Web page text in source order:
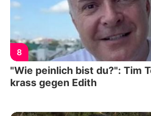
8
"Wie peinlich bist du?": Tim
krass gegen Edith